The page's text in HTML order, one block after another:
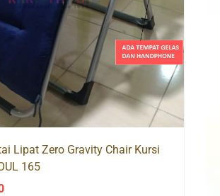
Lipat Zero Gravity Chair Kursi
165